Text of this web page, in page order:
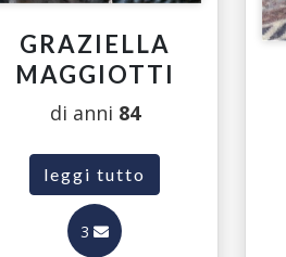
GRAZIELLA
MAGGIOTTI
di anni 84
leggi tutto
3